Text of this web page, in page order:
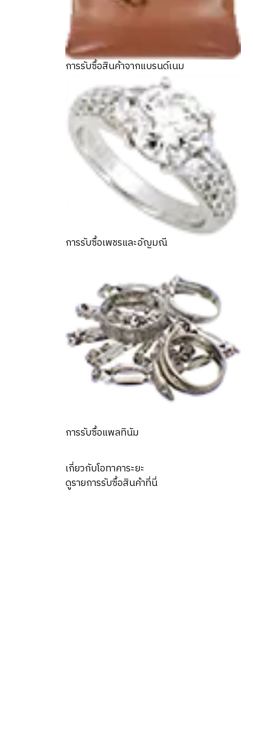
การรับซื้อสินค้าจากแบรนด์เนม
การรับซื้อเพชรและอัญมณี
การรับซื้อแพลทินัม
เกี่ยวกับโอทาคาระยะ
ดูรายการรับซื้อสินค้าที่นี่